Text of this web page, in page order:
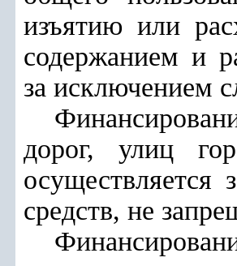
изъятию или
содержанием и
за исключением
дорог, улиц
средств, не